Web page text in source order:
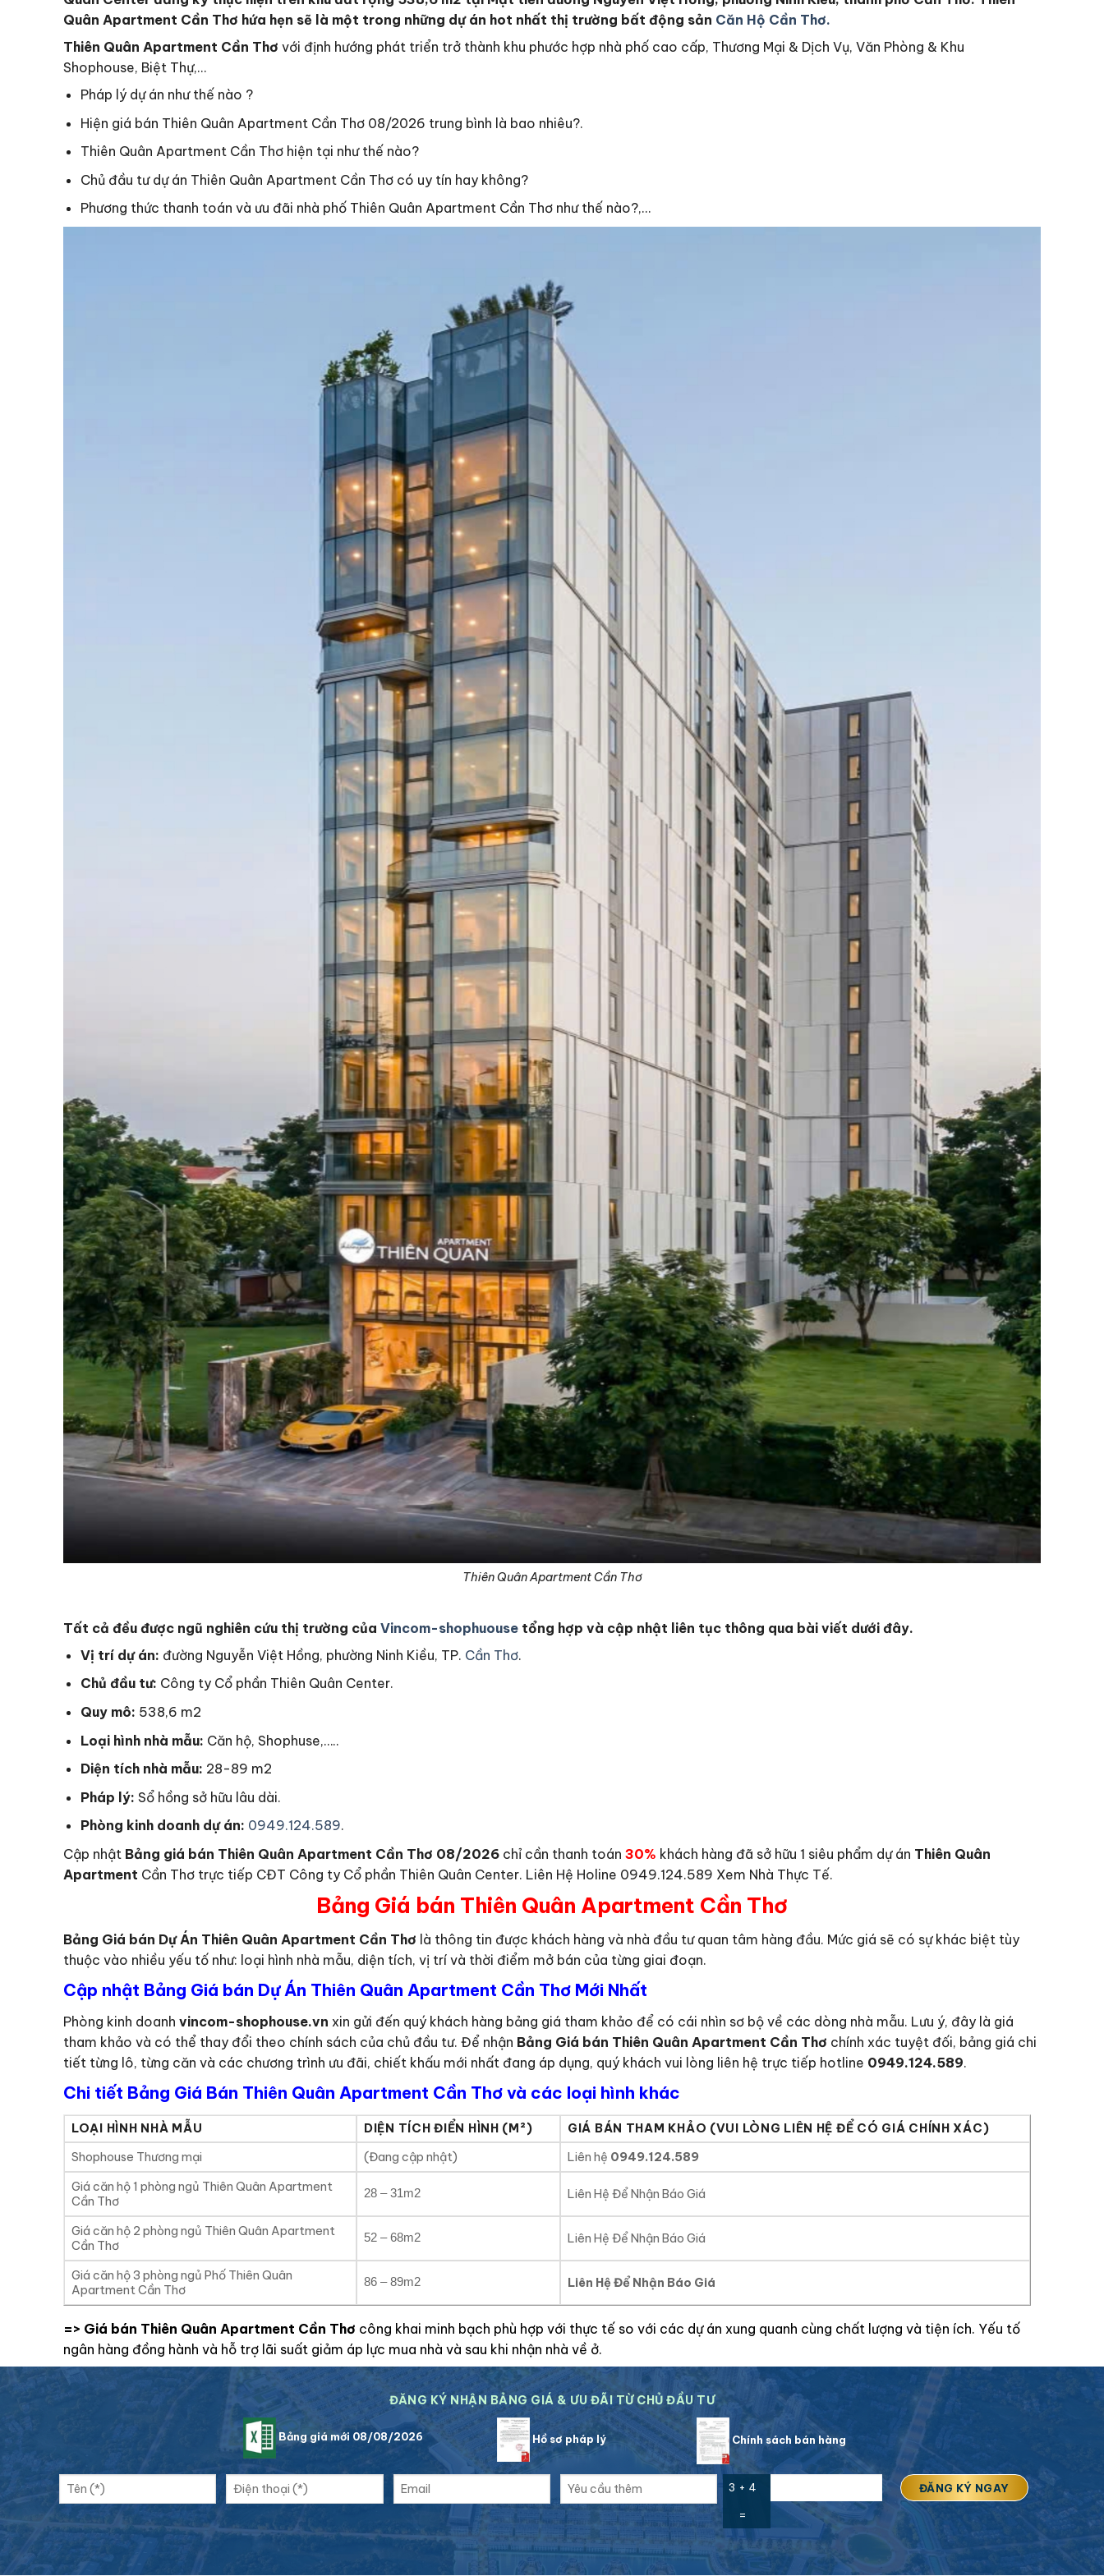
Quân Apartment Cần Thơ hứa hẹn sẽ là một trong những dự án hot nhất thị trường bất động sản Căn Hộ Cần Thơ.
Thiên Quân Apartment Cần Thơ với định hướng phát triển trở thành khu phước hợp nhà phố cao cấp, Thương Mại & Dịch Vụ, Văn Phòng & Khu
Shophouse, Biệt Thự,…
Pháp lý dự án như thế nào ?
Hiện giá bán Thiên Quân Apartment Cần Thơ 08/2026 trung bình là bao nhiêu?.
Thiên Quân Apartment Cần Thơ hiện tại như thế nào?
Chủ đầu tư dự án Thiên Quân Apartment Cần Thơ có uy tín hay không?
Phương thức thanh toán và ưu đãi nhà phố Thiên Quân Apartment Cần Thơ như thế nào?,…
Thiên Quân Apartment Cần Thơ
Tất cả đều được ngũ nghiên cứu thị trường của Vincom-shophuouse tổng hợp và cập nhật liên tục thông qua bài viết dưới đây.
Vị trí dự án: đường Nguyễn Việt Hồng, phường Ninh Kiều, TP. Cần Thơ.
Chủ đầu tư: Công ty Cổ phần Thiên Quân Center.
Quy mô: 538,6 m2
Loại hình nhà mẫu: Căn hộ, Shophuse,…..
Diện tích nhà mẫu: 28-89 m2
Pháp lý: Sổ hồng sở hữu lâu dài.
Phòng kinh doanh dự án: 0949.124.589.
Cập nhật Bảng giá bán Thiên Quân Apartment Cần Thơ 08/2026 chỉ cần thanh toán 30% khách hàng đã sở hữu 1 siêu phẩm dự án Thiên Quân
Apartment Cần Thơ trực tiếp CĐT Công ty Cổ phần Thiên Quân Center. Liên Hệ Holine 0949.124.589 Xem Nhà Thực Tế.
Bảng Giá bán Thiên Quân Apartment Cần Thơ
Bảng Giá bán Dự Án Thiên Quân Apartment Cần Thơ là thông tin được khách hàng và nhà đầu tư quan tâm hàng đầu. Mức giá sẽ có sự khác biệt tùy
thuộc vào nhiều yếu tố như: loại hình nhà mẫu, diện tích, vị trí và thời điểm mở bán của từng giai đoạn.
Cập nhật Bảng Giá bán Dự Án Thiên Quân Apartment Cần Thơ Mới Nhất
Phòng kinh doanh vincom-shophouse.vn xin gửi đến quý khách hàng bảng giá tham khảo để có cái nhìn sơ bộ về các dòng nhà mẫu. Lưu ý, đây là giá
tham khảo và có thể thay đổi theo chính sách của chủ đầu tư. Để nhận Bảng Giá bán Thiên Quân Apartment Cần Thơ chính xác tuyệt đối, bảng giá chi
tiết từng lô, từng căn và các chương trình ưu đãi, chiết khấu mới nhất đang áp dụng, quý khách vui lòng liên hệ trực tiếp hotline 0949.124.589.
Chi tiết Bảng Giá Bán Thiên Quân Apartment Cần Thơ và các loại hình khác
LOẠI HÌNH NHÀ MẪU DIỆN TÍCH ĐIỂN HÌNH (M²)
GIÁ BÁN THAM KHẢO (VUI LÒNG LIÊN HỆ ĐỂ CÓ GIÁ CHÍNH XÁC)
Shophouse Thương mại
(Đang cập nhật) Liên hệ 0949.124.589
Giá căn hộ 1 phòng ngủ Thiên Quân Apartment
Cần Thơ
28 – 31m2 Liên Hệ Để Nhận Báo Giá
Giá căn hộ 2 phòng ngủ Thiên Quân Apartment
Cần Thơ
52 – 68m2 Liên Hệ Để Nhận Báo Giá
Giá căn hộ 3 phòng ngủ Phố Thiên Quân
Apartment Cần Thơ
86 – 89m2 Liên Hệ Để Nhận Báo Giá
=> Giá bán Thiên Quân Apartment Cần Thơ công khai minh bạch phù hợp với thực tế so với các dự án xung quanh cùng chất lượng và tiện ích. Yếu tố
ngân hàng đồng hành và hỗ trợ lãi suất giảm áp lực mua nhà và sau khi nhận nhà về ở.
ĐĂNG KÝ NHẬN BẢNG GIÁ & ƯU ĐÃI TỪ CHỦ ĐẦU TƯ
Bảng giá mới 08/08/2026 Hồ sơ pháp lý Chính sách bán hàng
3 + 4
=